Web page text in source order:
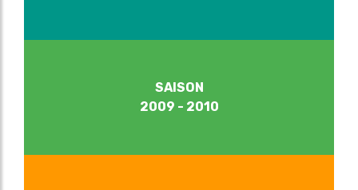
SAISON
2009 - 2010